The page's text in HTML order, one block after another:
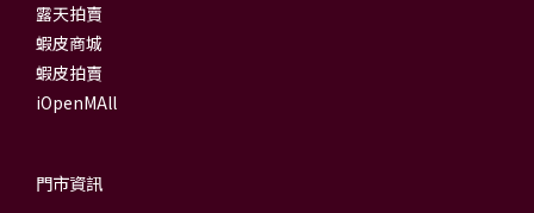
露天拍賣
蝦皮商城
蝦皮拍賣
iOpenMAll
門市資訊